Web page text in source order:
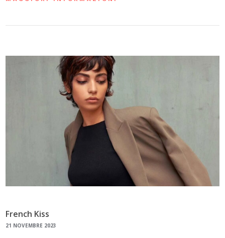
French Kiss
21 NOVEMBRE 2023